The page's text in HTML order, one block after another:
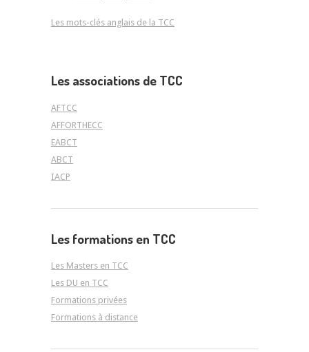
Les mots-clés anglais de la TCC
Les associations de TCC
AFTCC
AFFORTHECC
EABCT
ABCT
IACP
Les formations en TCC
Les Masters en TCC
Les DU en TCC
Formations privées
Formations à distance